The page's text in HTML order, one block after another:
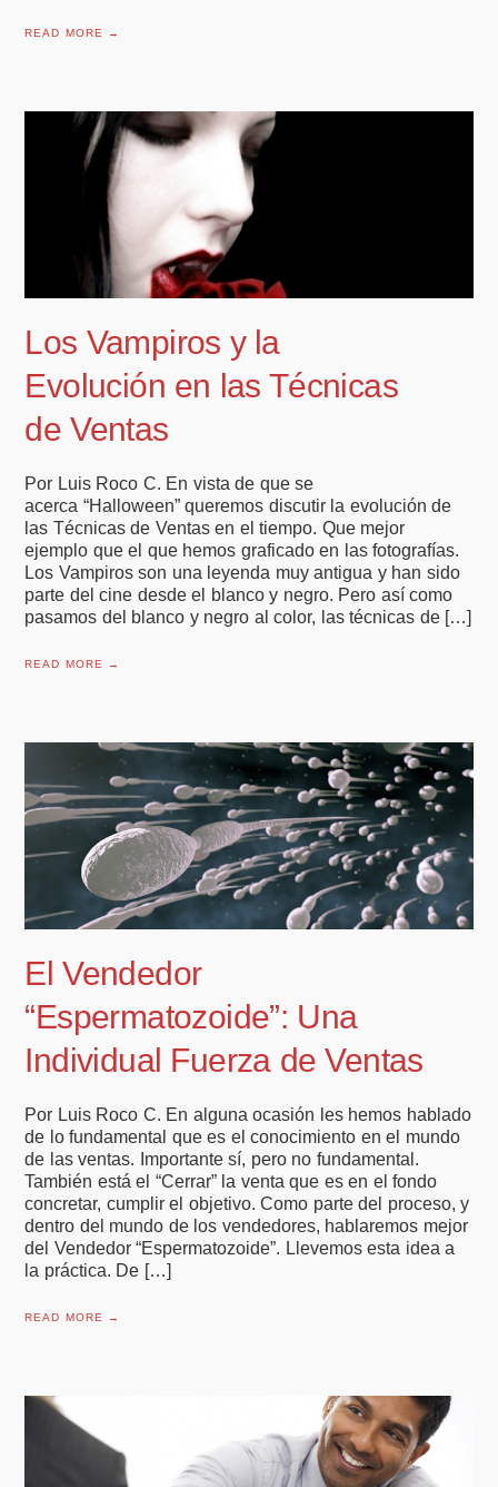
READ MORE →
Los Vampiros y la
Evolución en las Técnicas
de Ventas
Por Luis Roco C. En vista de que se
acerca “Halloween” queremos discutir la evolución de
las Técnicas de Ventas en el tiempo. Que mejor
ejemplo que el que hemos graficado en las fotografías.
Los Vampiros son una leyenda muy antigua y han sido
parte del cine desde el blanco y negro. Pero así como
pasamos del blanco y negro al color, las técnicas de […]
READ MORE →
El Vendedor
“Espermatozoide”: Una
Individual Fuerza de Ventas
Por Luis Roco C. En alguna ocasión les hemos hablado
de lo fundamental que es el conocimiento en el mundo
de las ventas. Importante sí, pero no fundamental.
También está el “Cerrar” la venta que es en el fondo
concretar, cumplir el objetivo. Como parte del proceso, y
dentro del mundo de los vendedores, hablaremos mejor
del Vendedor “Espermatozoide”. Llevemos esta idea a
la práctica. De […]
READ MORE →